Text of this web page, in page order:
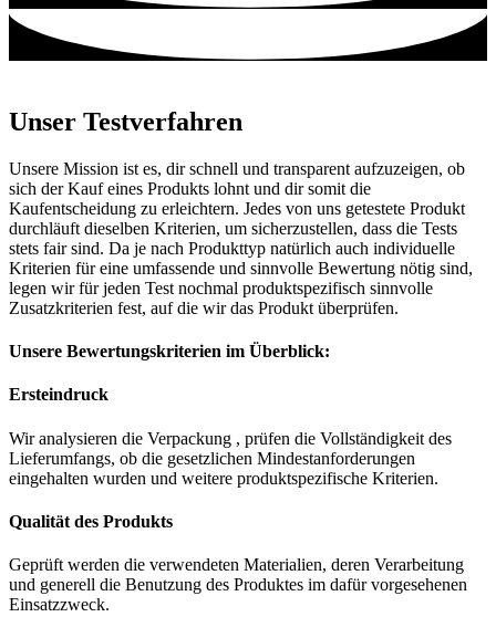
Unser Testverfahren
Unsere Mission ist es, dir schnell und transparent aufzuzeigen, ob
sich der Kauf eines Produkts lohnt und dir somit die
Kaufentscheidung zu erleichtern. Jedes von uns getestete Produkt
durchläuft dieselben Kriterien, um sicherzustellen, dass die Tests
stets fair sind. Da je nach Produkttyp natürlich auch individuelle
Kriterien für eine umfassende und sinnvolle Bewertung nötig sind,
legen wir für jeden Test nochmal produktspezifisch sinnvolle
Zusatzkriterien fest, auf die wir das Produkt überprüfen.
Unsere Bewertungskriterien im Überblick:
Ersteindruck
Wir analysieren die Verpackung , prüfen die Vollständigkeit des
Lieferumfangs, ob die gesetzlichen Mindestanforderungen
eingehalten wurden und weitere produktspezifische Kriterien.
Qualität des Produkts
Geprüft werden die verwendeten Materialien, deren Verarbeitung
und generell die Benutzung des Produktes im dafür vorgesehenen
Einsatzzweck.